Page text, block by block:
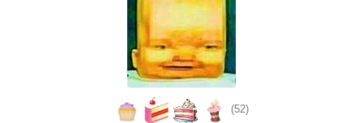
(52)